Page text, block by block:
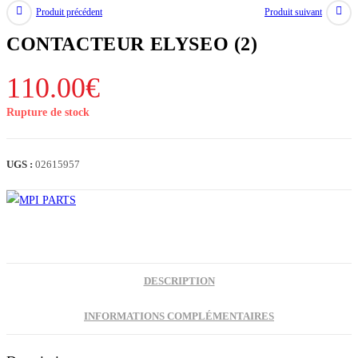
Produit précédent Produit suivant
CONTACTEUR ELYSEO (2)
110.00€
Rupture de stock
UGS : 02615957
DESCRIPTION
INFORMATIONS COMPLÉMENTAIRES